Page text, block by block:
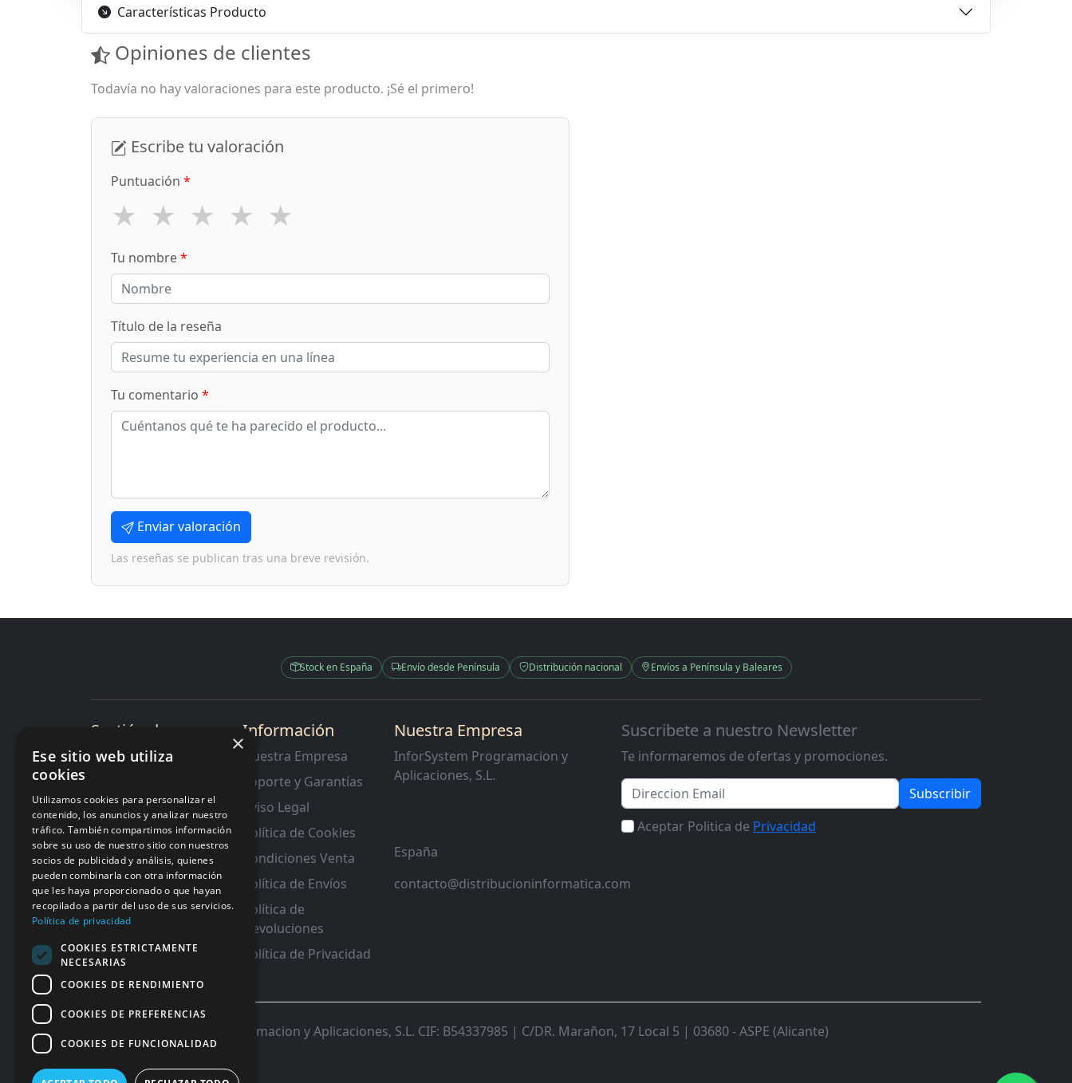
Características Producto
Opiniones de clientes
Todavía no hay valoraciones para este producto. ¡Sé el primero!
Escribe tu valoración
Puntuación *
★ ★ ★ ★ ★
Tu nombre*
Título de la reseña
Tu comentario *
Enviar valoración
Las reseñas se publican tras una breve revisión.
Stock en España Envío desde Península Distribución nacional Envíos a Península y Baleares
Sectión de
Interes
RMA y Garantias
Información
Nuestra Empresa
Soporte y Garantías
Aviso Legal
Política de Cookies
Condiciones Venta
Política de Envíos
Política de
Devoluciones
Política de Privacidad
Nuestra Empresa
InforSystem Programacion y
Aplicaciones, S.L.
España
contacto@distribucioninformatica.com
Suscribete a nuestro Newsletter
Te informaremos de ofertas y promociones.
Email
Subscribir
Aceptar Politica de Privacidad
© 2026 InforSystem Programacion y Aplicaciones, S.L. CIF: B54337985 | C/DR. Marañon, 17 Local 5 | 03680 - ASPE (Alicante)
×
Ese sitio web utiliza
cookies
Utilizamos cookies para personalizar el
contenido, los anuncios y analizar nuestro
tráfico. También compartimos información
sobre su uso de nuestro sitio con nuestros
socios de publicidad y análisis, quienes
pueden combinarla con otra información
que les haya proporcionado o que hayan
recopilado a partir del uso de sus servicios.
Política de privacidad
COOKIES ESTRICTAMENTE
NECESARIAS
COOKIES DE RENDIMIENTO
COOKIES DE PREFERENCIAS
COOKIES DE FUNCIONALIDAD